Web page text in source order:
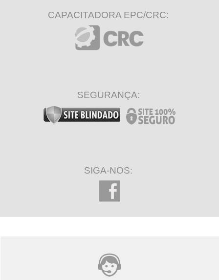
CAPACITADORA EPC/CRC:
SEGURANÇA:
SIGA-NOS: